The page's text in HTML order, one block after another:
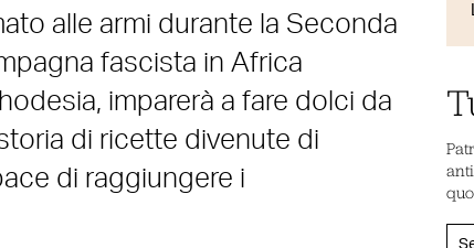
alle armi durante la Seconda
fascista in Africa
imparerà a fare dolci da
di ricette divenute di
di raggiungere i